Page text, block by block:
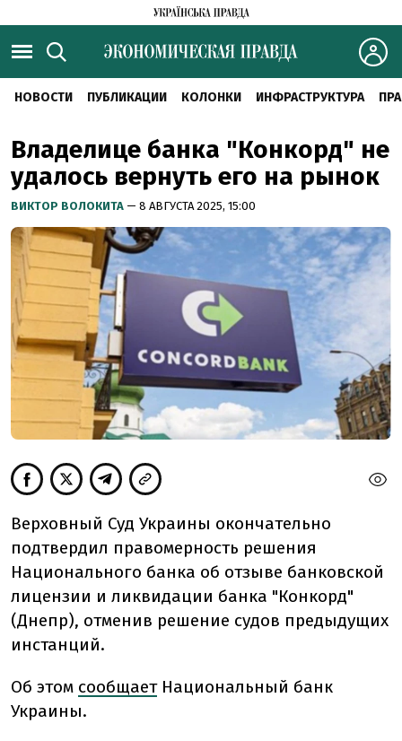
НОВОСТИ ПУБЛИКАЦИИ КОЛОНКИ ИНФРАСТРУКТУРА
Владелице банка "Конкорд" не
удалось вернуть его на рынок
ВИКТОР ВОЛОКИТА — 8 АВГУСТА 2025, 15:00
Верховный Суд Украины окончательно
подтвердил правомерность решения
Национального банка об отзыве банковской
лицензии и ликвидации банка "Конкорд"
(Днепр), отменив решение судов предыдущих
инстанций.
Об этом сообщает Национальный банк
Украины.